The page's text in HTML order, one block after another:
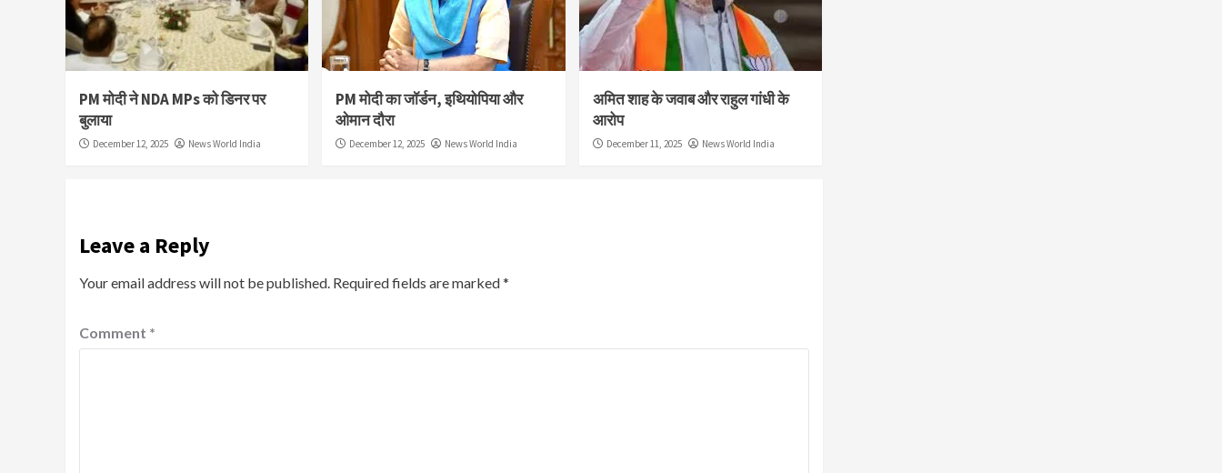
PM मोदी ने NDA MPs को डिनर पर
बुलाया
December 12, 2025 News World India
PM मोदी का जॉर्डन, इथियोपिया और
ओमान दौरा
December 12, 2025 News World India
अमित शाह के जवाब और राहुल गांधी के
आरोप
December 11, 2025 News World India
Leave a Reply
Your email address will not be published. Required fields are marked*
Comment *